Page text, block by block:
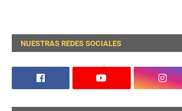
NUESTRAS REDES SOCIALES